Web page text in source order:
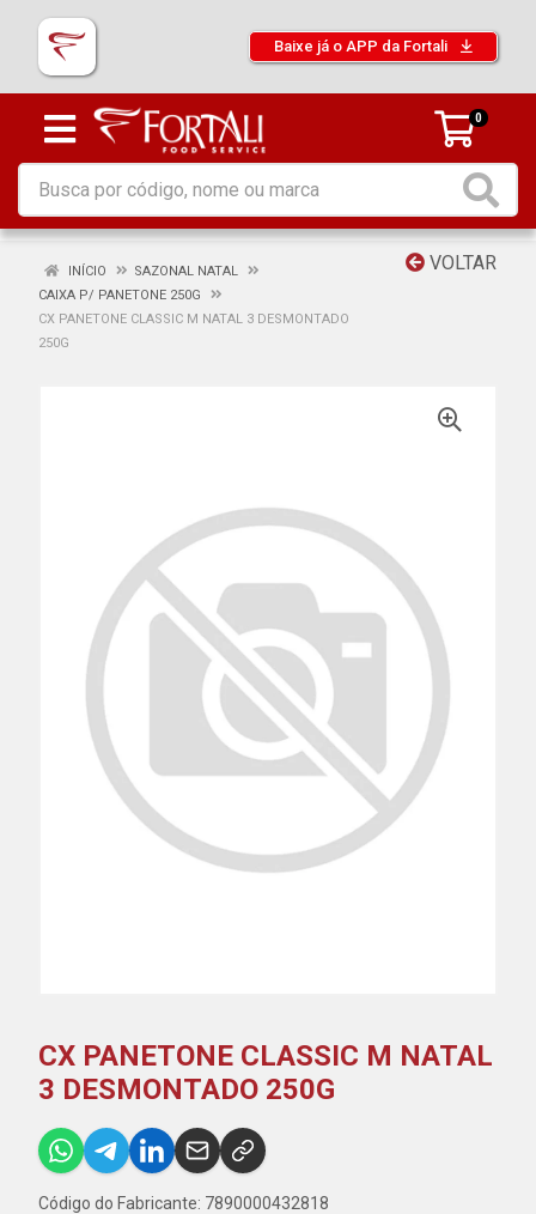
Baixe já o APP da Fortali
0
VOLTAR
INÍCIO
SAZONAL NATAL
CAIXA P/ PANETONE 250G
CX PANETONE CLASSIC M NATAL 3 DESMONTADO
250G
CX PANETONE CLASSIC M NATAL
3 DESMONTADO 250G
Código do Fabricante: 7890000432818